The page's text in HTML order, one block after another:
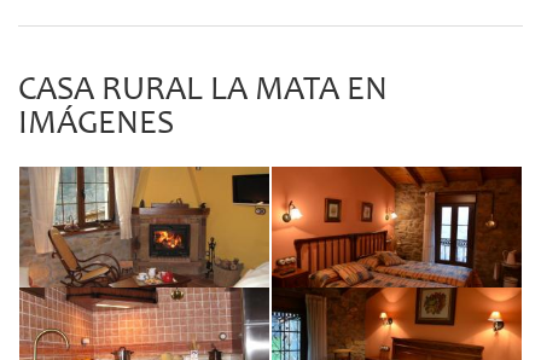
CASA RURAL LA MATA EN
IMÁGENES